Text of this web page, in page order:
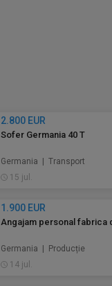
2.800 EUR
Sofer Germania 40 T
Germania | Transport
15 jul.
1.900 EUR
Angajam personal fabrica
Germania | Producție
14 jul.